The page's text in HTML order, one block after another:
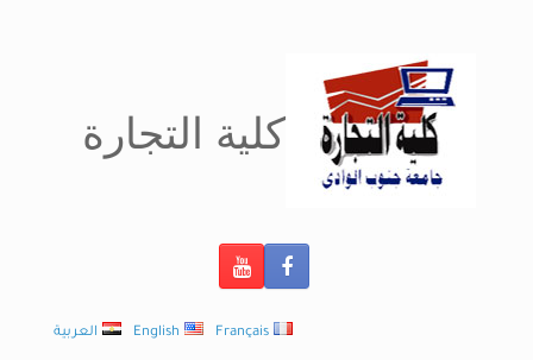
كلية التجارة
العربية English Français